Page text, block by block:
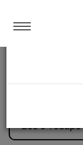
Мойки
Смеситель
Все о товаре
Язык